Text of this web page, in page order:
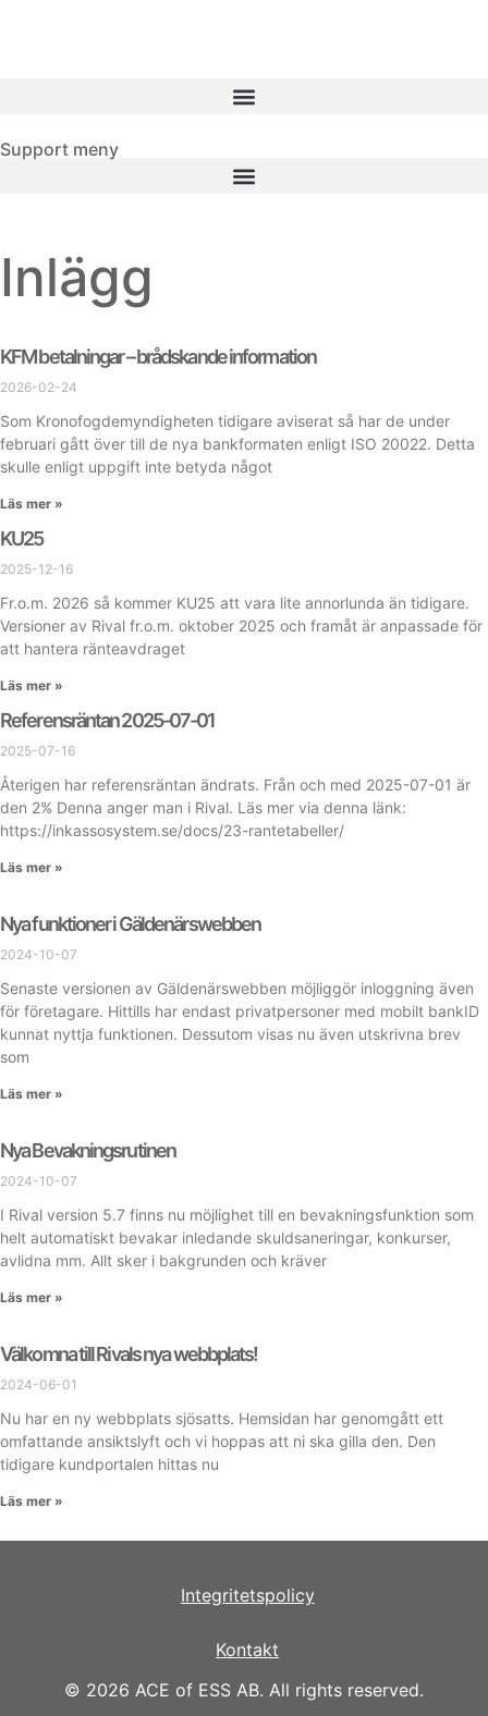
Support meny
Inlägg
KFM betalningar – brådskande information
2026-02-24
Som Kronofogdemyndigheten tidigare aviserat så har de under
februari gått över till de nya bankformaten enligt ISO 20022. Detta
skulle enligt uppgift inte betyda något
Läs mer »
KU25
2025-12-16
Fr.o.m. 2026 så kommer KU25 att vara lite annorlunda än tidigare.
Versioner av Rival fr.o.m. oktober 2025 och framåt är anpassade för
att hantera ränteavdraget
Läs mer »
Referensräntan 2025-07-01
2025-07-16
Återigen har referensräntan ändrats. Från och med 2025-07-01 är
den 2% Denna anger man i Rival. Läs mer via denna länk:
https://inkassosystem.se/docs/23-rantetabeller/
Läs mer »
Nya funktioner i Gäldenärswebben
2024-10-07
Senaste versionen av Gäldenärswebben möjliggör inloggning även
för företagare. Hittills har endast privatpersoner med mobilt bankID
kunnat nyttja funktionen. Dessutom visas nu även utskrivna brev
som
Läs mer »
Nya Bevakningsrutinen
2024-10-07
I Rival version 5.7 finns nu möjlighet till en bevakningsfunktion som
helt automatiskt bevakar inledande skuldsaneringar, konkurser,
avlidna mm. Allt sker i bakgrunden och kräver
Läs mer »
Välkomna till Rivals nya webbplats!
2024-06-01
Nu har en ny webbplats sjösatts. Hemsidan har genomgått ett
omfattande ansiktslyft och vi hoppas att ni ska gilla den. Den
tidigare kundportalen hittas nu
Läs mer »
© 2026 ACE of ESS AB. All rights reserved.
Integritetspolicy
Kontakt